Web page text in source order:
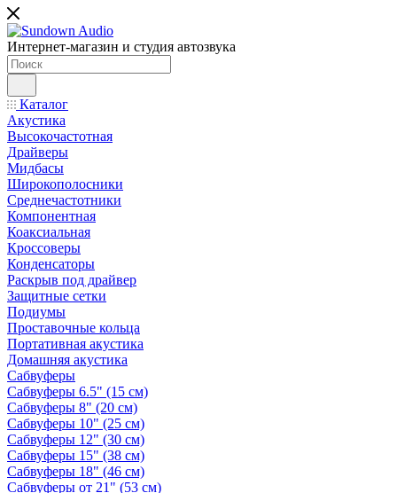
Интернет-магазин и студия автозвука
Каталог
Акустика
Высокочастотная
Драйверы
Мидбасы
Широкополосники
Среднечастотники
Компонентная
Коаксиальная
Кроссоверы
Конденсаторы
Раскрыв под драйвер
Защитные сетки
Подиумы
Проставочные кольца
Портативная акустика
Домашняя акустика
Сабвуферы
Сабвуферы 6.5" (15 см)
Сабвуферы 8" (20 см)
Сабвуферы 10" (25 см)
Сабвуферы 12" (30 см)
Сабвуферы 15" (38 см)
Сабвуферы 18" (46 см)
Сабвуферы от 21" (53 см)